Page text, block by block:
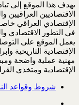
يهدف هذا الموقع إلى
الاقتصاديين
الإقتصادي العراقي
في التطور الاقتصادي
يعمل الموقع على
الإقتصادية التاريخية
مهنية عملية واضحة
الإقتصادية ومتخذي
شروط وقواعد